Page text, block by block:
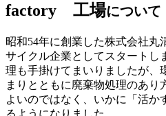
factory 工場について
昭和54年に創業した株式会社丸
サイクル企業としてスタートし
理も手掛けてまいりましたが、
まりとともに廃棄物処理のあ
よいのではなく、いかに「活か
るようになりました。